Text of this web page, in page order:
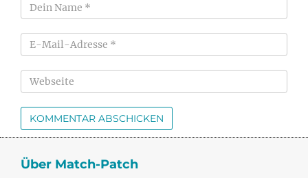
Über Match-Patch